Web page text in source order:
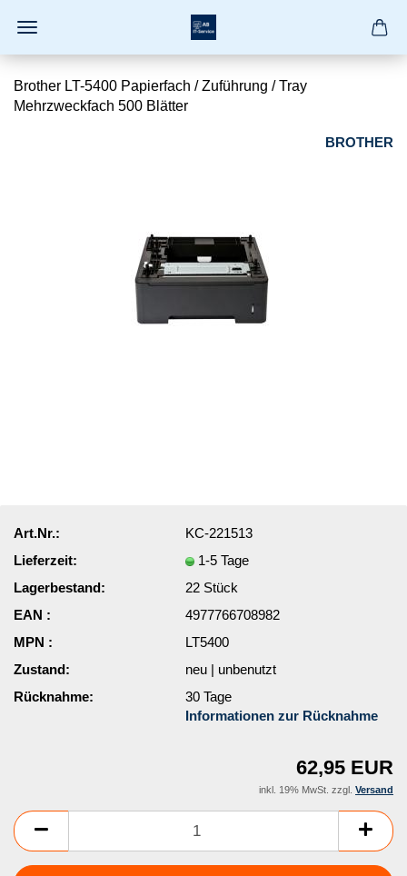
Brother LT-5400 Papierfach / Zuführung / Tray
Mehrzweckfach 500 Blätter
BROTHER
Art.Nr.:
KC-221513
Lieferzeit:
1-5 Tage
Lagerbestand:
22 Stück
EAN :
4977766708982
MPN :
LT5400
Zustand:
neu | unbenutzt
Rücknahme:
30 Tage
Informationen zur Rücknahme
62,95 EUR
inkl. 19% MwSt. zzgl. Versand